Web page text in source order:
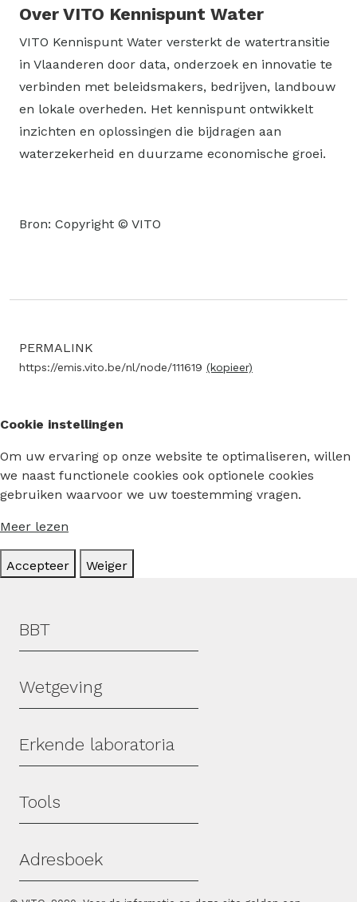
Over VITO Kennispunt Water
VITO Kennispunt Water versterkt de watertransitie
in Vlaanderen door data, onderzoek en innovatie te
verbinden met beleidsmakers, bedrijven, landbouw
en lokale overheden. Het kennispunt ontwikkelt
inzichten en oplossingen die bijdragen aan
waterzekerheid en duurzame economische groei.
Bron: Copyright © VITO
PERMALINK
https://emis.vito.be/nl/node/111619 (kopieer)
Cookie instellingen
Om uw ervaring op onze website te optimaliseren, willen
we naast functionele cookies ook optionele cookies
gebruiken waarvoor we uw toestemming vragen.
Meer lezen
Accepteer Weiger
Hoofdmenu
BBT
Wetgeving
Erkende laboratoria
Tools
Adresboek